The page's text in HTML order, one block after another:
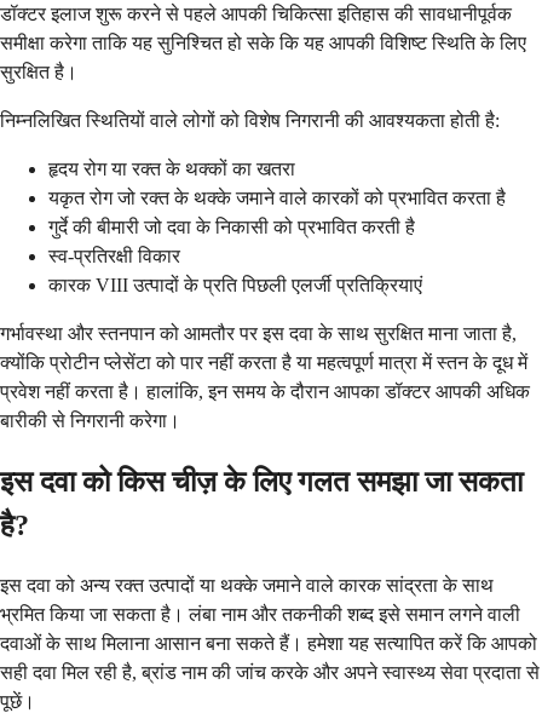
डॉक्टर इलाज शुरू करने से पहले आपकी चिकित्सा इतिहास की सावधानीपूर्वक
समीक्षा करेगा ताकि यह सुनिश्चित हो सके कि यह आपकी विशिष्ट स्थिति के लिए
सुरक्षित है।
निम्नलिखित स्थितियों वाले लोगों को विशेष निगरानी की आवश्यकता होती है:
हृदय रोग या रक्त के थक्कों का खतरा
यकृत रोग जो रक्त के थक्के जमाने वाले कारकों को प्रभावित करता है
गुर्दे की बीमारी जो दवा के निकासी को प्रभावित करती है
स्व-प्रतिरक्षी विकार
कारक VIII उत्पादों के प्रति पिछली एलर्जी प्रतिक्रियाएं
गर्भावस्था और स्तनपान को आमतौर पर इस दवा के साथ सुरक्षित माना जाता है,
क्योंकि प्रोटीन प्लेसेंटा को पार नहीं करता है या महत्वपूर्ण मात्रा में स्तन के दूध में
प्रवेश नहीं करता है। हालांकि, इन समय के दौरान आपका डॉक्टर आपकी अधिक
बारीकी से निगरानी करेगा।
इस दवा को किस चीज़ के लिए गलत समझा जा सकता
है?
इस दवा को अन्य रक्त उत्पादों या थक्के जमाने वाले कारक सांद्रता के साथ
भ्रमित किया जा सकता है। लंबा नाम और तकनीकी शब्द इसे समान लगने वाली
दवाओं के साथ मिलाना आसान बना सकते हैं। हमेशा यह सत्यापित करें कि आपको
सही दवा मिल रही है, ब्रांड नाम की जांच करके और अपने स्वास्थ्य सेवा प्रदाता से
पूछें।